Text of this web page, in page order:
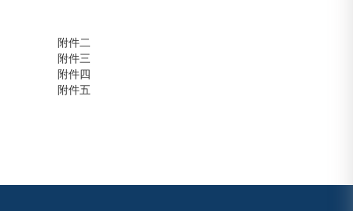
附件二
附件三
附件四
附件五